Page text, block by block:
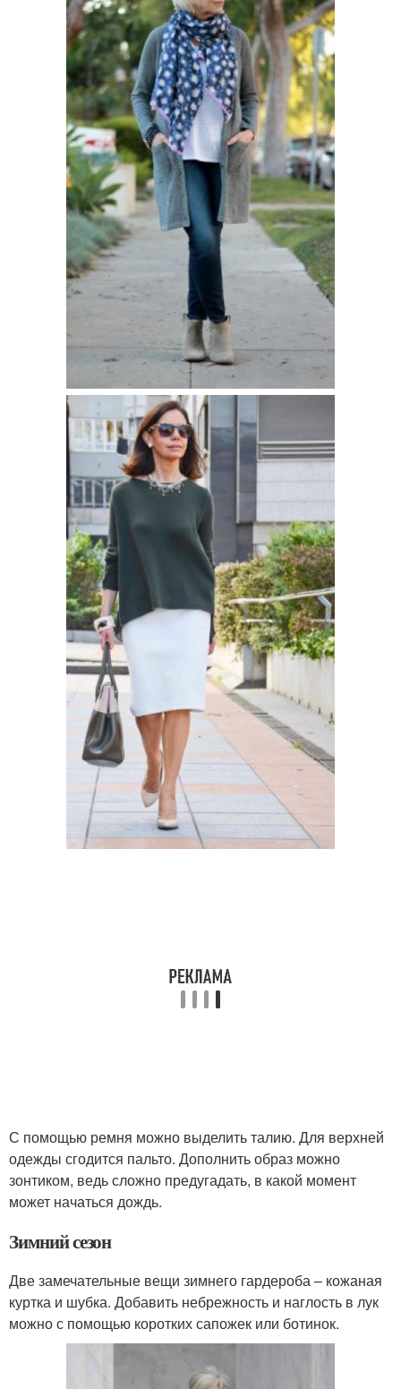
С помощью ремня можно выделить талию. Для верхней
одежды сгодится пальто. Дополнить образ можно
зонтиком, ведь сложно предугадать, в какой момент
может начаться дождь.
Зимний сезон
Две замечательные вещи зимнего гардероба – кожаная
куртка и шубка. Добавить небрежность и наглость в лук
можно с помощью коротких сапожек или ботинок.